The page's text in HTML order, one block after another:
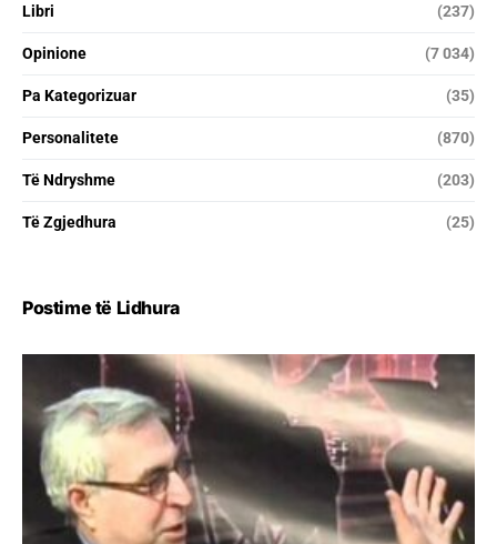
Libri (237)
Opinione (7 034)
Pa Kategorizuar (35)
Personalitete (870)
Të Ndryshme (203)
Të Zgjedhura (25)
Postime të Lidhura